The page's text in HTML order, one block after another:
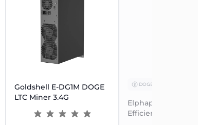
Goldshell E-DG1M DOGE
LTC Miner 3.4G
DOGE
Elphapex DG 2 –
Efficient ASIC